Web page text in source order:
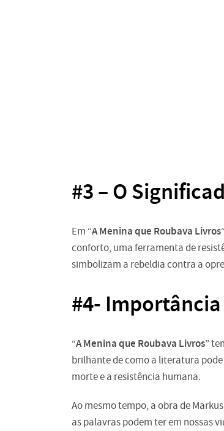
#3 – O
Em “A Menina que Roubava Livros
conforto, uma ferramenta de
simbolizam a rebeldia contra a
#4-
“A Menina que Roubava Livros”
brilhante de como a literatura
morte e a resistência humana.
Ao mesmo tempo, a obra de
as palavras podem ter em nossas